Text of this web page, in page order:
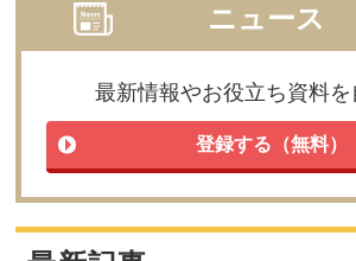
ニュース
最新情報やお役立ち資料
登録する（無料）